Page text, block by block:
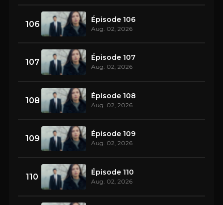
106 Épisode 106
Aug. 02, 2026
107 Épisode 107
Aug. 02, 2026
108 Épisode 108
Aug. 02, 2026
109 Épisode 109
Aug. 02, 2026
110 Épisode 110
Aug. 02, 2026